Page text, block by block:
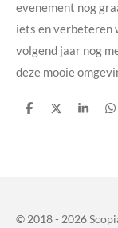
evenement nog
iets en verbeteren
volgend jaar nog
deze mooie
D
D
S
D
© 2018 - 2026